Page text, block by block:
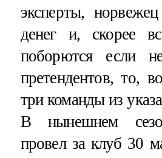
эксперты,
денег и, скорее
поборются если
претендентов, то,
три команды из
В нынешнем
провел за клуб 30